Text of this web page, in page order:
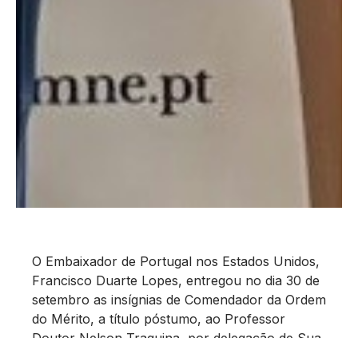
O Embaixador de Portugal nos Estados Unidos,
Francisco Duarte Lopes, entregou no dia 30 de
setembro as insígnias de Comendador da Ordem
do Mérito, a título póstumo, ao Professor